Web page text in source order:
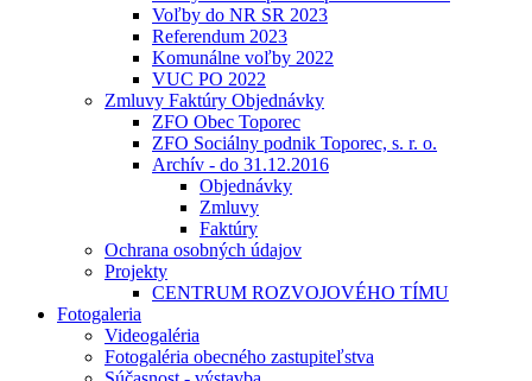
Voľby do NR SR 2023
Referendum 2023
Komunálne voľby 2022
VUC PO 2022
Zmluvy Faktúry Objednávky
ZFO Obec Toporec
ZFO Sociálny podnik Toporec, s. r. o.
Archív - do 31.12.2016
Objednávky
Zmluvy
Faktúry
Ochrana osobných údajov
Projekty
CENTRUM ROZVOJOVÉHO TÍMU
Fotogaleria
Videogaléria
Fotogaléria obecného zastupiteľstva